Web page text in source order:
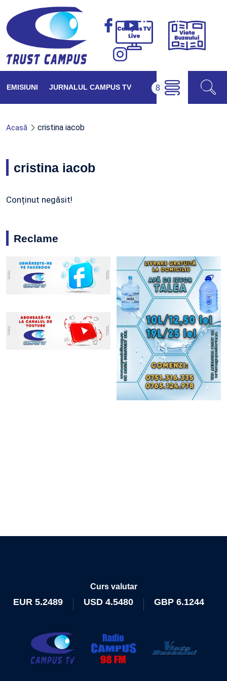
Campus
Viața
EMISIUNI JURNALUL CAMPUS TV
Acasă cristina iacob
cristina iacob
Conținut negăsit!
Reclame
Curs valutar
EUR 5.2489 USD 4.5480 GBP 6.1244